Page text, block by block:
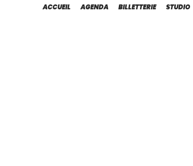
ACCUEIL AGENDA BILLETTERIE STUDIO